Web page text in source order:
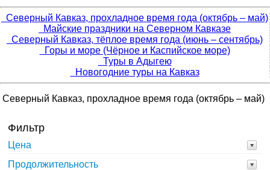
Северный Кавказ, прохладное время года (октябрь – май)
Майские праздники на Северном Кавказе
Северный Кавказ, тёплое время года (июнь – сентябрь)
Горы и море (Чёрное и Каспийское море)
Туры в Адыгею
Новогодние туры на Кавказ
Северный Кавказ, прохладное время года (октябрь – май)
Фильтр
Цена
Продолжительность